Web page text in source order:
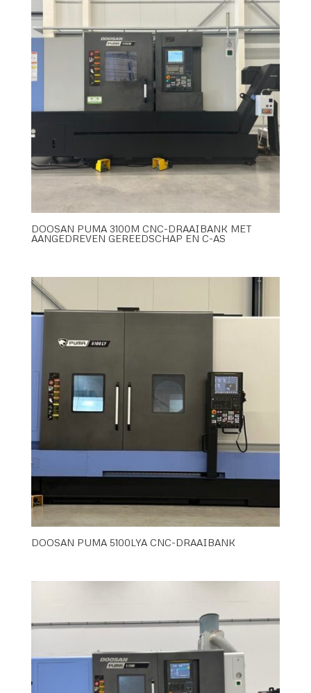
DOOSAN PUMA 3100M CNC-DRAAIBANK MET
AANGEDREVEN GEREEDSCHAP EN C-AS
DOOSAN PUMA 5100LYA CNC-DRAAIBANK